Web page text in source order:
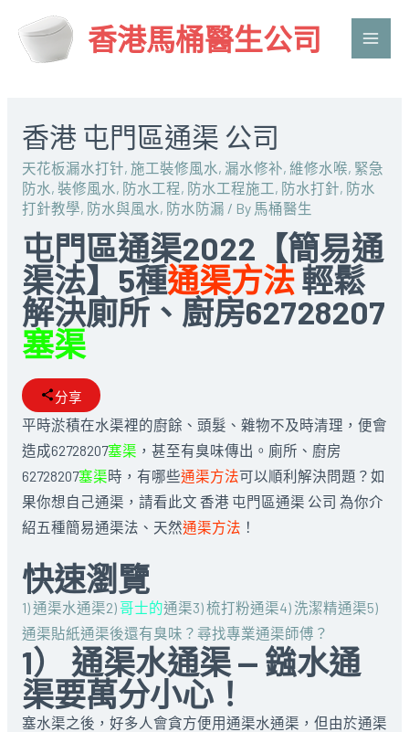
香港馬桶醫生公司
Main
香港 屯門區通渠 公司
天花板漏水打针, 施工裝修風水, 漏水修补, 維修水喉, 緊急
防水, 裝修風水, 防水工程, 防水工程施工, 防水打針, 防水
打針教學, 防水與風水, 防水防漏 / By 馬桶醫生
屯門區通渠2022【簡易通
渠法】5種通渠方法輕鬆
解決廁所、廚房62728207
塞渠
分享
平時淤積在水渠裡的廚餘、頭髮、雜物不及時清理，便會
造成62728207塞渠 ，甚至有臭味傳出。廁所、廚房
62728207塞渠時，有哪些通渠方法可以順利解決問題？如
果你想自己通渠，請看此文 香港 屯門區通渠 公司 為你介
紹五種簡易通渠法、天然通渠方法 ！
快速瀏覽
1) 通渠水通渠2)哥士的通渠3) 梳打粉通渠4) 洗潔精通渠5)
通渠貼紙通渠後還有臭味？ 尋找專業通渠師傅？
1） 通渠水通渠 — 鏹水通
渠要萬分小心！
塞水渠之後，好多人會貪方便用通渠水通渠，但由於通渠